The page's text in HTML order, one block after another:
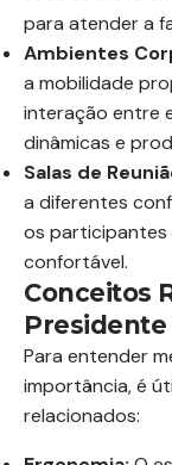
para atender a
Ambientes
a mobilidade
interação entre
dinâmicas e
Salas de
a diferentes
os participantes
confortável.
Conceitos
Presidente
Para entender
importância, é
relacionados: